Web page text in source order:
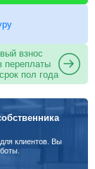
взнос
переплаты
пол года
клиентов. Вы